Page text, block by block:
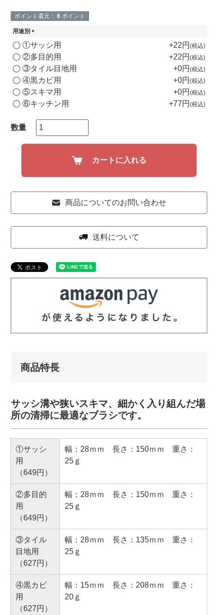
ポイント還元： 6 ポイント
用途別
(
必
須
)
①サッシ用 +22 税込
②多目的用 +22 税込
③タイル目地用 +0 税込
④黒カビ用 +0 税込
⑤スキマ用 +0 税込
⑥キッチン用 +77 税込
カートに入れる
商品についてのお問い合わせ
送料について
商品特長
サッシ溝や狭いスキマ、細かく入り組んだ場
所の清掃に最適なブラシです。
①サッシ
用
（649円）
幅：28ｍｍ 長さ：150ｍｍ 重さ：
25ｇ
②多目的
用
（649円）
幅：28ｍｍ 長さ：150ｍｍ 重さ：
25ｇ
③タイル
目地用
（627円）
幅：28ｍｍ 長さ：135ｍｍ 重さ：
25ｇ
④黒カビ
用
（627円）
幅：15ｍｍ 長さ：208ｍｍ 重さ：
20ｇ